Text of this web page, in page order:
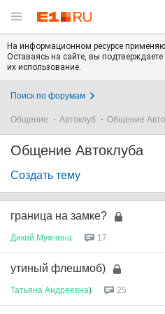
На информационном ресурсе
Оставаясь на сайте, вы подтверждаете
их использование.
Поиск по форумам
Общение Автоклуб Общение
Общение Автоклуба
Создать тему
граница на замке?
Дикий Мужчина 17
утиный флешмоб)
Татьяна Андреевна) 25